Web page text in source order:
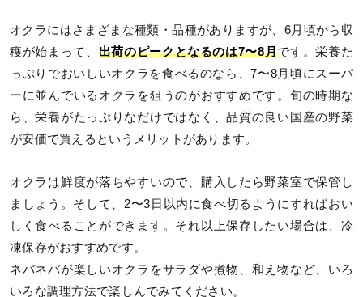
オクラにはさまざまな種類・品種がありますが、6月頃から収
穫が始まって、 出荷のピークとなるのは7〜8月です。栄養た
っぷりでおいしいオクラを食べるのなら、7〜8月頃にスーパ
ーに並んでいるオクラを狙うのがおすすめです。旬の時期な
ら、栄養がたっぷりなだけではなく、品質の良い国産の野菜
が安価で買えるというメリットがあります。
オクラは鮮度が落ちやすいので、購入したら野菜室で保管し
ましょう。そして、2〜3日以内に食べ切るようにすればおい
しく食べることができます。それ以上保存したい場合は、冷
凍保存がおすすめです。
ネバネバが楽しいオクラをサラダや煮物、和え物など、いろ
いろな調理方法で楽しんでみてください。